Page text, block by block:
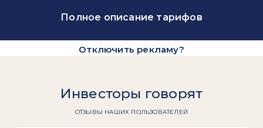
Полное описание тарифов
Отключить рекламу?
Инвесторы говорят
ОТЗЫВЫ НАШИХ ПОЛЬЗОВАТЕЛЕЙ